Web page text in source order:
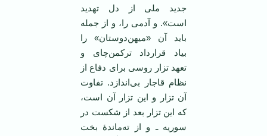
جدید ملی از دل تهدید
است». و آدمی را، و از جمله
باید آن «میهن‌دوستان» را
بیاد قرارداد ترکمن‌چای و
تعهد تزار روسی برای دفاع از
نظام قاجار بی‌اندازد. تفاوت
آن تزار و این تزار آن است،
که این تزار بعد از شکست در
سوریه ـ و از ته‌ماندۀ بخت